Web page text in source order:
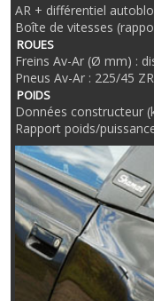
AR + différentiel
Boîte de vitesses
ROUES
Freins Av-Ar (Ø mm) :
Pneus Av-Ar : 225/45
POIDS
Données constructeur
Rapport poids/